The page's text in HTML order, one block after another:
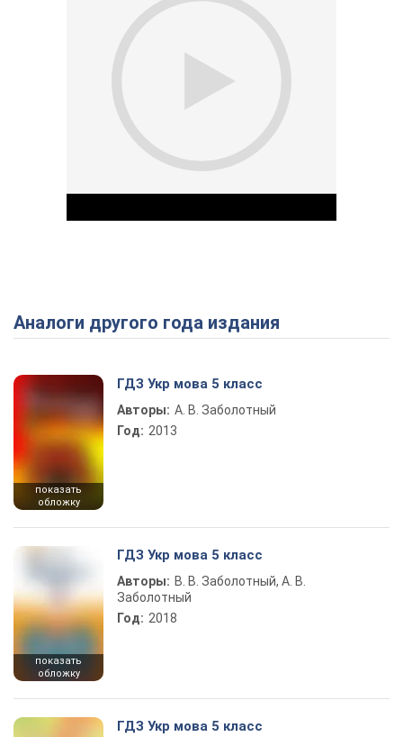
Play Video
Аналоги другого года издания
показать
обложку
ГДЗ Укр мова 5 класс
Авторы: А. В. Заболотный
Год: 2013
показать
обложку
ГДЗ Укр мова 5 класс
Авторы: В. В. Заболотный, А. В.
Заболотный
Год: 2018
ГДЗ Укр мова 5 класс